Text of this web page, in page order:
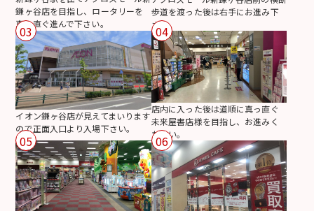
鎌ヶ谷店を目指し、ロータリーを
真っ直ぐ進んで下さい。
歩道を渡った後は右手にお進み下
さい。
03
イオン鎌ヶ谷店が見えてまいります
ので正面入口より入場下さい。
04
店内に入った後は道順に真っ直ぐ
未来屋書店様を目指し、お進みく
ださい。
05 06